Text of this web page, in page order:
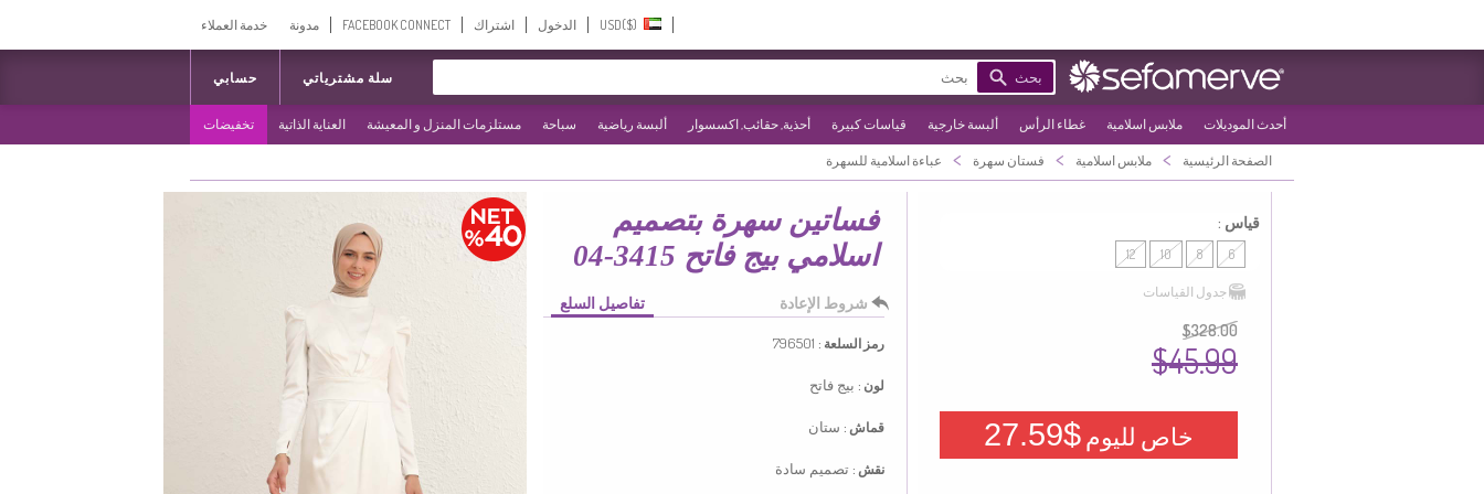
الدخول اشتراك FACEBOOK CONNECT مدونة خدمة العملاء
بحث حسابي سلة مشترياتي
أحدث الموديلات ملابس اسلامية غطاء الرأس ألبسة خارجية قياسات كبيرة أحذية, حقائب, اكسسوار ألبسة رياضية سباحة مستلزمات المنزل و المعيشة العناية الذاتية تخفيضات
الصفحة الرئيسية > ملابس اسلامية > فستان سهرة > عباءة اسلامية للسهرة
فساتين سهرة بتصميم
اسلامي بيج فاتح 3415-04
تفاصيل السلع شروط الإعادة
رمز السلعة : 796501
لون : بيج فاتح
قماش : ستان
نقش : تصميم سادة
قياس :
6
8
10
12
جدول القياسات
$328.00
$45.99
خاص لليوم$27.59